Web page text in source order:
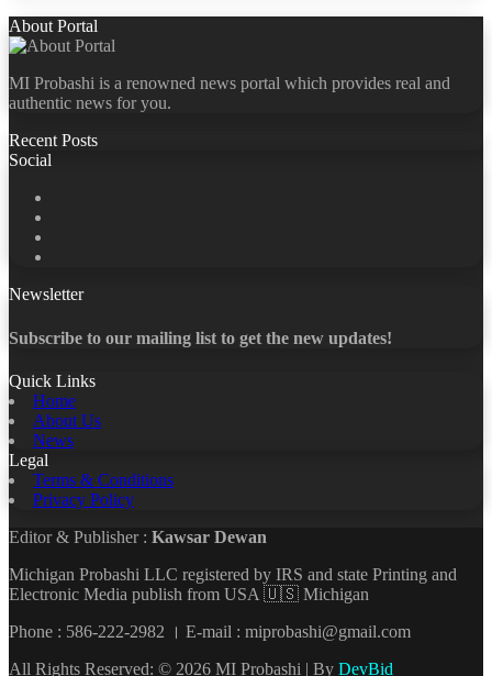
About Portal
MI Probashi is a renowned news portal which provides real and
authentic news for you.
Recent Posts
Social
Newsletter
Subscribe to our mailing list to get the new updates!
Quick Links
Home
About Us
News
Legal
Terms & Conditions
Privacy Policy
Editor & Publisher : Kawsar Dewan
Michigan Probashi LLC registered by IRS and state Printing and
Electronic Media publish from USA 🇺🇸 Michigan
Phone : 586-222-2982 । E-mail : miprobashi@gmail.com
All Rights Reserved: © 2026 MI Probashi | By DevBid